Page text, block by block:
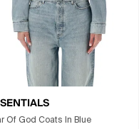
Of God Coats In Blue